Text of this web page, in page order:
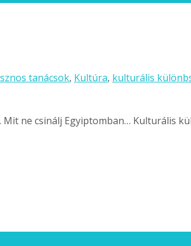
tanácsok, Kultúra, kulturális
ne csinálj Egyiptomban… Kulturális